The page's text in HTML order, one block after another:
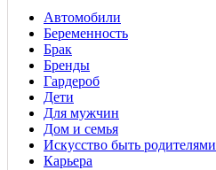
Автомобили
Беременность
Брак
Бренды
Гардероб
Дети
Для мужчин
Дом и семья
Искусство быть родителями
Карьера